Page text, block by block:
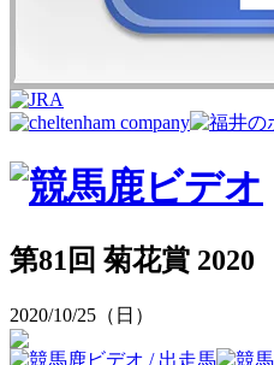
第81回 菊花賞 2020
2020/10/25（日）